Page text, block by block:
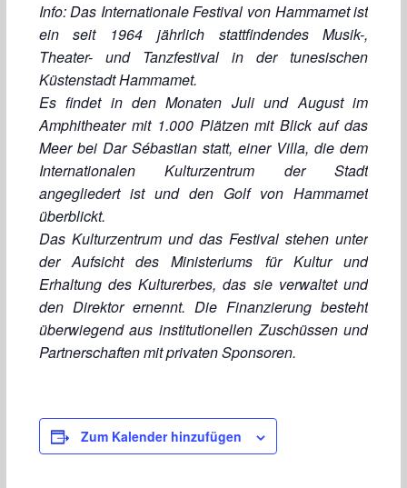
Info: Das Internationale Festival von Hammamet ist
ein seit 1964 jährlich stattfindendes Musik-,
Theater- und Tanzfestival in der tunesischen
Küstenstadt Hammamet.
Es findet in den Monaten Juli und August im
Amphitheater mit 1.000 Plätzen mit Blick auf das
Meer bei Dar Sébastian statt, einer Villa, die dem
Internationalen Kulturzentrum der Stadt
angegliedert ist und den Golf von Hammamet
überblickt.
Das Kulturzentrum und das Festival stehen unter
der Aufsicht des Ministeriums für Kultur und
Erhaltung des Kulturerbes, das sie verwaltet und
den Direktor ernennt. Die Finanzierung besteht
überwiegend aus institutionellen Zuschüssen und
Partnerschaften mit privaten Sponsoren.
Zum Kalender hinzufügen